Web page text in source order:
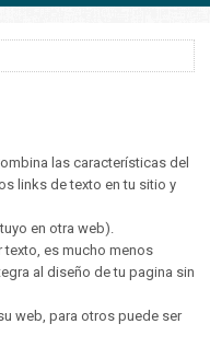
las características del
links de texto en tu sitio y
en otra web).
texto, es mucho menos
al diseño de tu pagina sin
web, para otros puede ser